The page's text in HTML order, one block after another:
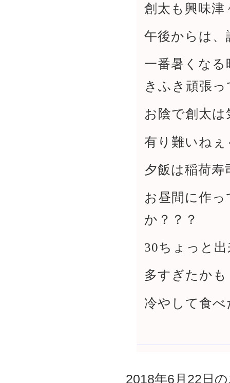
創太も興味津
午後からは、
一番暑くな
きふき頑張
お陰で創太
有り難いねぇ
夕飯は稲荷寿
お昼間に作
か？？？
30ちょっと
多すぎたかも
冷やして食
2018年6月22日